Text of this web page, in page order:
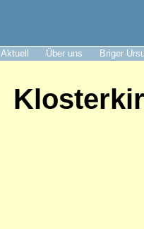
Aktuell Über uns Briger